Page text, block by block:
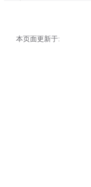
本页面更新于: